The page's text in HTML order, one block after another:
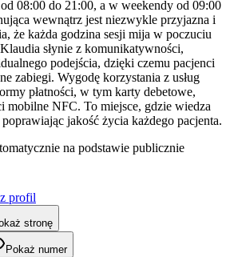
08:00 do 21:00, a w weekendy od 09:00
wewnątrz jest niezwykle przyjazna i
że każda godzina sesji mija w poczuciu
słynie z komunikatywności,
podejścia, dzięki czemu pacjenci
zabiegi. Wygodę korzystania z usług
płatności, w tym karty debetowe,
mobilne NFC. To miejsce, gdzie wiedza
poprawiając jakość życia każdego pacjenta.
na podstawie publicznie
profil
stronę
Pokaż numer